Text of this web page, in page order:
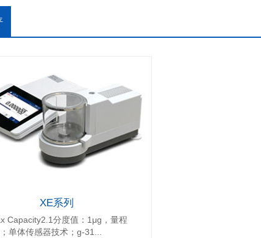
XE系列
Capacity2.1分度值：1μg，量程
单体传感器技术；g-31...